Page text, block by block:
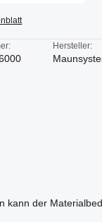
Hersteller:
der